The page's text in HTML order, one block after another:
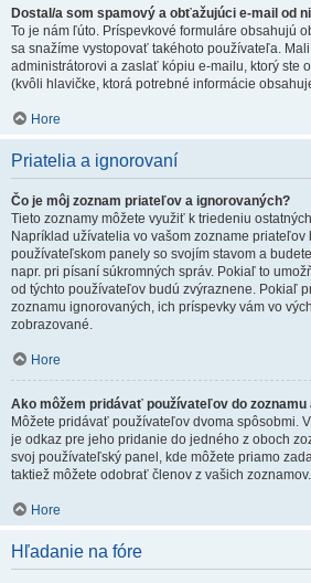
Dostal/a som spamový a obťažujúci e-mail od
To je nám ľúto. Príspevkové formuláre obsahujú
sa snažíme vystopovať takéhoto používateľa.
administrátorovi a zaslať kópiu e-mailu, ktorý ste
(kvôli hlavičke, ktorá potrebné informácie
Hore
Priatelia a ignorovaní
Čo je môj zoznam priateľov a ignorovaných?
Tieto zoznamy môžete využiť k triedeniu
Napríklad užívatelia vo vašom zozname
používateľskom panely so svojím stavom a
napr. pri písaní súkromných správ. Pokiaľ to
od týchto používateľov budú zvýraznene. Pokiaľ
zoznamu ignorovaných, ich príspevky vám vo
zobrazované.
Hore
Ako môžem pridávať používateľov do
Môžete pridávať používateľov dvoma spôsobmi.
je odkaz pre jeho pridanie do jedného z oboch
svoj používateľský panel, kde môžete priamo
taktiež môžete odobrať členov z vašich zoznamov.
Hore
Hľadanie na fóre